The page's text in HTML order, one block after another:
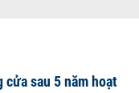
sau 5 năm hoạt